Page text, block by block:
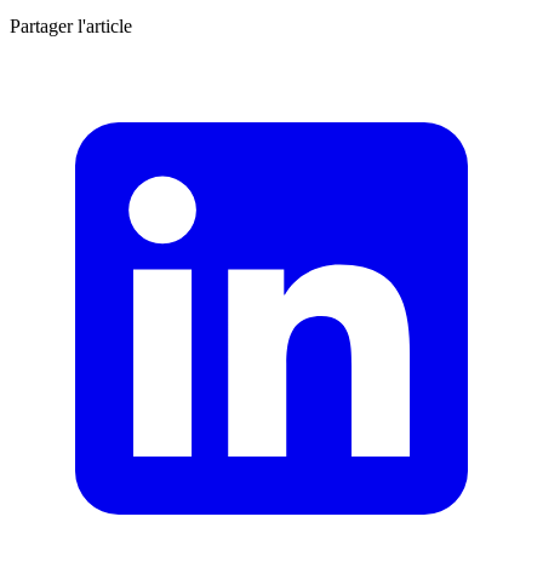
Partager l'article